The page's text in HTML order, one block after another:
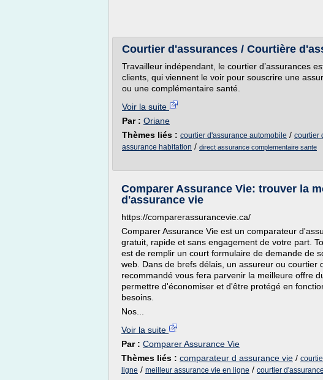
Courtier d'assurances / Courtière
Travailleur indépendant, le courtier d’assurances
clients, qui viennent le voir pour souscrire une
ou une complémentaire santé.
Voir la suite
Par : Oriane
Thèmes liés : courtier d'assurance automobile / courtier
assurance habitation / direct assurance complementaire sante
Comparer Assurance Vie: trouver la
d'assurance vie
https://comparerassurancevie.ca/
Comparer Assurance Vie est un comparateur
gratuit, rapide et sans engagement de votre part.
est de remplir un court formulaire de demande de
web. Dans de brefs délais, un assureur ou courtier
recommandé vous fera parvenir la meilleure offre
permettre d'économiser et d'être protégé en
besoins.
Nos...
Voir la suite
Par : Comparer Assurance Vie
Thèmes liés : comparateur d assurance vie /
ligne / meilleur assurance vie en ligne / courtier